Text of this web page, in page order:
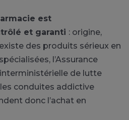
est
et garanti : origine,
des produits sérieux en
l’Assurance
de lutte
conduites addictive
donc l’achat en